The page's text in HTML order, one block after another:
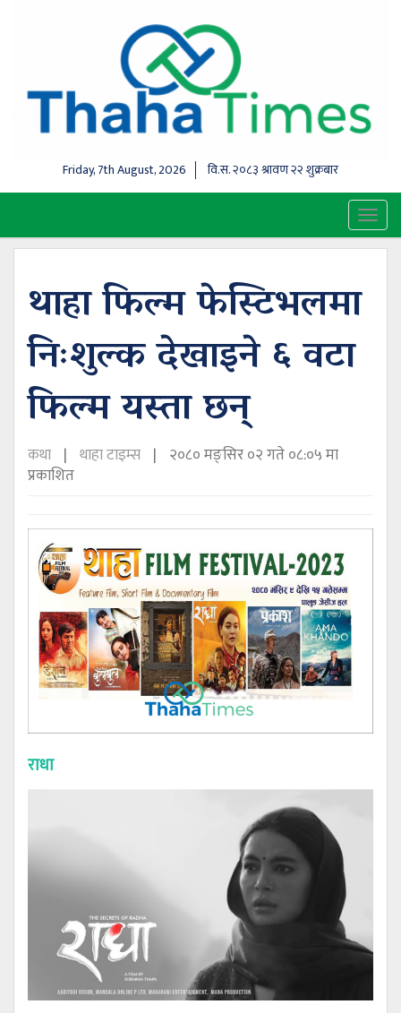
Friday, 7th August, 2026 वि.स.२०८३ श्रावण २२ शुक्रबार
थाहा फिल्म फेस्टिभलमा
निःशुल्क देखाइने ६ वटा
फिल्म यस्ता छन्
कथा थाहा टाइम्स
२०८० मङ्सिर ०२ गते ०८:०५ मा
प्रकाशित
राधा